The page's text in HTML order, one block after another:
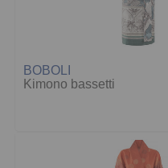
BOBOLI
Kimono bassetti